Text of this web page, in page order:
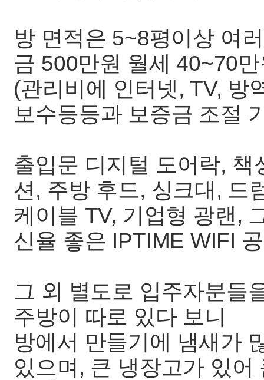
방 면적은 5~8평이상 여
금 500만원 월세 40~70
(관리비에 인터넷, TV, 방
보수등등과 보증금 조절
출입문 디지털 도어락,
션, 주방 후드, 싱크대, 드
케이블 TV, 기업형 광랜,
신율 좋은 IPTIME WIFI
그 외 별도로 입주자분들
주방이 따로 있다 보니
방에서 만들기에 냄새가
있으며, 큰 냉장고가 있